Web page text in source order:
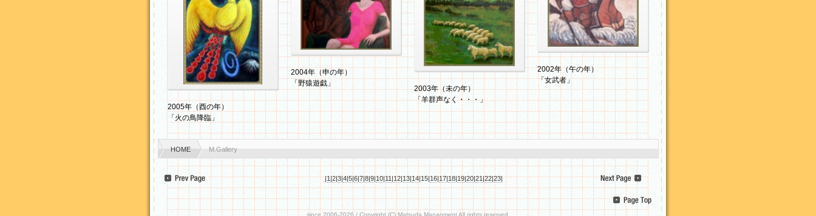
鳥降臨」（P20一部）
2005年（酉の年）
「火の鳥降臨」
戯」（F20一部）
2004年（申の年）
「野猿遊戯」
2003年（未の年）「羊群声な
く・・・」（F10）
2003年（未の年）
「羊群声なく・・・」
2002年（午の年）「女武者」
（F8）
2002年（午の年）
「女武者」
HOME M.Gallery
|1|2|3|4|5|6|7|8|9|10|11|12|13|14|15|16|17|18|19|20|21|22|23|
since 2006-2026 / Copyright (C) Matsuda.Managment All rights reserved.